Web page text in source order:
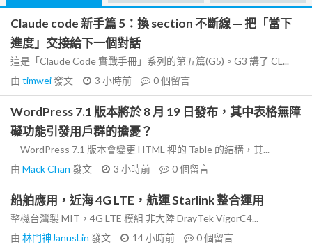
Claude code 新手篇 5：換 section 不斷線 — 把「當下
進度」交接給下一個對話
這是「Claude Code 實戰手冊」系列的第五篇(G5)。G3 講了 CL...
由 timwei發文 3 小時前 0個留言
WordPress 7.1 版本將於 8 月 19 日發布，其中表格無障
礙功能引發用戶群的擔憂？
WordPress 7.1 版本會變更 HTML 裡的 Table 的結構，其...
由 Mack Chan 發文 3 小時前 0個留言
船舶應用，近海 4G LTE，航運 Starlink 整合運用
整機台灣製 MIT，4G LTE 模組 非大陸 DrayTek VigorC4...
由 林門神JanusLin 發文 14 小時前 0個留言